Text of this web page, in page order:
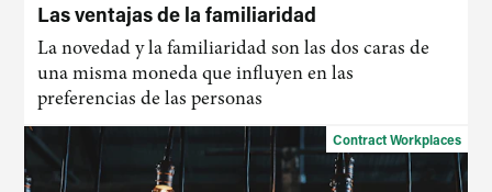
Las ventajas de la familiaridad
La novedad y la familiaridad son las dos caras de
una misma moneda que influyen en las
preferencias de las personas
Contract Workplaces